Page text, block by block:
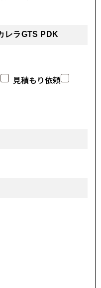
見積もり依頼